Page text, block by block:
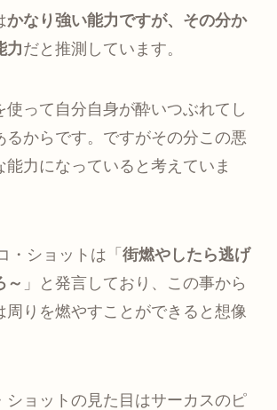
かなり強い能力ですが、その分か
力だと推測しています。
使って自分自身が酔いつぶれてし
るからです。ですがその分この悪
能力になっていると考えていま
・ショットは「 街燃やしたら逃げ
～ 」と発言しており、この事から
周りを燃やすことができると想像
ショットの見た目はサーカスのピ